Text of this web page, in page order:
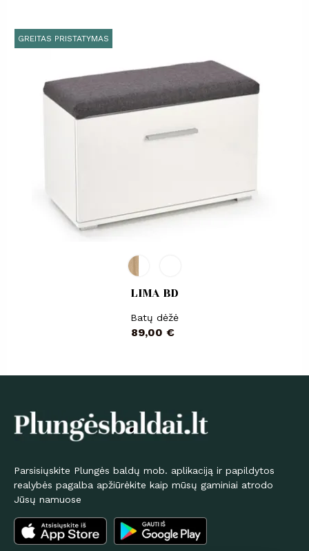
GREITAS PRISTATYMAS
LIMA BD
Batų dėžė
Kaina
89,00 €
Parsisiųskite Plungės baldų mob. aplikaciją ir papildytos
realybės pagalba apžiūrėkite kaip mūsų gaminiai atrodo
Jūsų namuose